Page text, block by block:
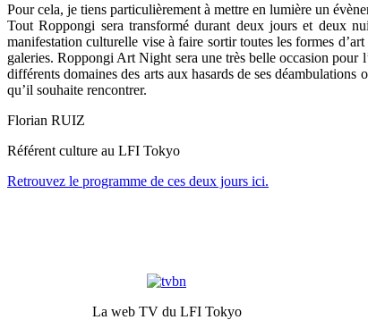
Pour cela, je tiens particulièrement à mettre en lumière un
Tout Roppongi sera transformé durant deux jours et deux
manifestation culturelle vise à faire sortir toutes les formes
galeries. Roppongi Art Night sera une très belle occasion pour
différents domaines des arts aux hasards de ses
qu’il souhaite rencontrer.
Florian RUIZ
Référent culture au LFI Tokyo
Retrouvez le programme de ces deux jours ici.
La web TV du LFI Tokyo